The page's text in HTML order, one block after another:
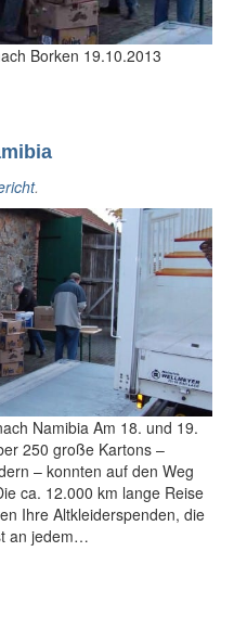
Borken 19.10.2013
.
Namibia Am 18. und 19.
250 große Kartons –
– konnten auf den Weg
ca. 12.000 km lange Reise
Ihre Altkleiderspenden, die
an jedem…